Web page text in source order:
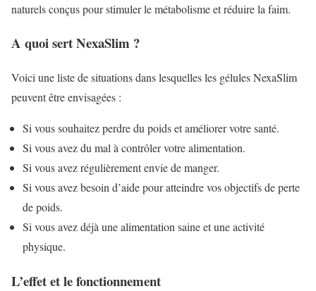
naturels conçus pour stimuler le métabolisme et réduire la faim.
A quoi sert NexaSlim ?
Voici une liste de situations dans lesquelles les gélules NexaSlim
peuvent être envisagées :
Si vous souhaitez perdre du poids et améliorer votre santé.
Si vous avez du mal à contrôler votre alimentation.
Si vous avez régulièrement envie de manger.
Si vous avez besoin d’aide pour atteindre vos objectifs de perte
de poids.
Si vous avez déjà une alimentation saine et une activité
physique.
L’effet et le fonctionnement